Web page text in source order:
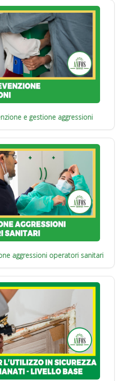
e gestione aggressioni
aggressioni operatori sanitari